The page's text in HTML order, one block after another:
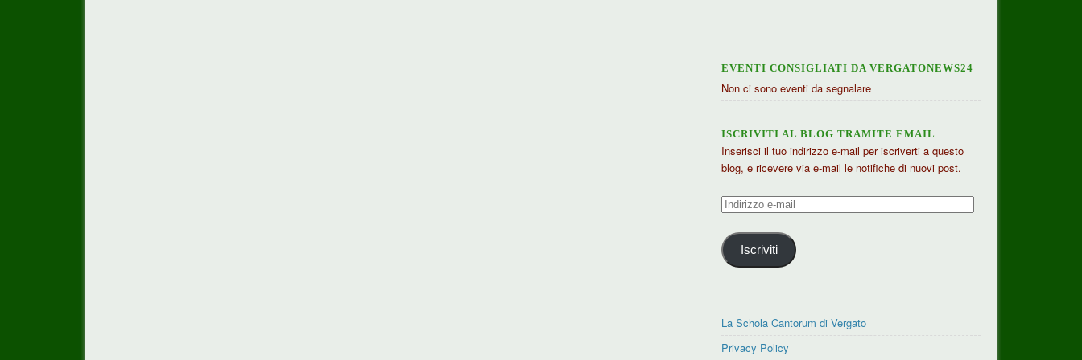
EVENTI CONSIGLIATI DA VERGATONEWS24
Non ci sono eventi da segnalare
ISCRIVITI AL BLOG TRAMITE EMAIL
Inserisci il tuo indirizzo e-mail per iscriverti a questo
blog, e ricevere via e-mail le notifiche di nuovi post.
Indirizzo
mail
Iscriviti
La Schola Cantorum di Vergato
Privacy Policy